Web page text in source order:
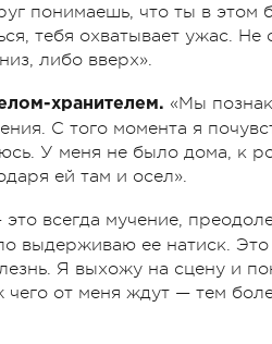
понимаешь, что ты в этом
тебя охватывает ужас. Не
либо вверх».
хранителем. «Мы
С того момента я
У меня не было дома, к
ей там и осел».
всегда мучение,
выдерживаю ее натиск.
Я выхожу на сцену и
чего от меня ждут — тем